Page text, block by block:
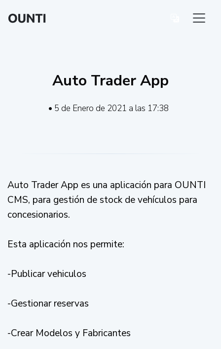
Auto Trader App
• 5 de Enero de 2021 a las 17:38
Auto Trader App es una aplicación para OUNTI
CMS, para gestión de stock de vehículos para
concesionarios.
Esta aplicación nos permite:
-Publicar vehiculos
-Gestionar reservas
-Crear Modelos y Fabricantes